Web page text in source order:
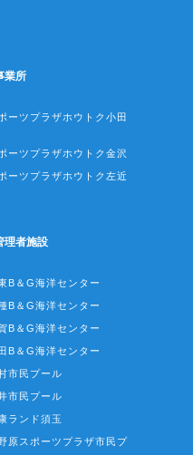
業所
ーツプラザホウトク小田
ーツプラザホウトク金沢
ーツプラザホウトク左近
理者施設
B＆G海洋センター
B＆G海洋センター
B＆G海洋センター
B＆G海洋センター
市民プール
市民プール
ランド須玉
原スポーツプラザ市民プ